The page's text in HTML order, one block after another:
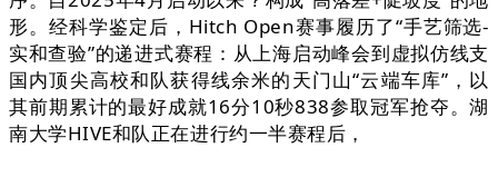
形。经科学鉴定后，Hitch Open赛事履历了“手艺筛选-
实和查验”的递进式赛程：从上海启动峰会到虚拟仿线支
国内顶尖高校和队获得线余米的天门山“云端车库”，以
其前期累计的最好成就16分10秒838参取冠军抢夺。湖
南大学HIVE和队正在进行约一半赛程后，